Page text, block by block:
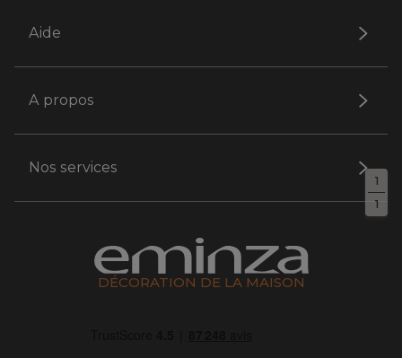
1
1
Aide
A propos
Nos services
DÉCORATION DE LA MAISON